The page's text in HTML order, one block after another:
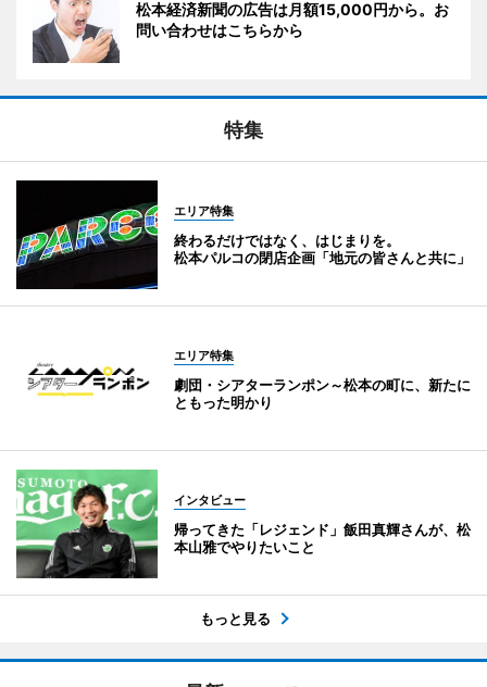
松本経済新聞の広告は月額15,000円から。お
問い合わせはこちらから
特集
エリア特集
終わるだけではなく、はじまりを。
松本パルコの閉店企画「地元の皆さんと共に」
エリア特集
劇団・シアターランポン～松本の町に、新たに
ともった明かり
インタビュー
帰ってきた「レジェンド」飯田真輝さんが、松
本山雅でやりたいこと
もっと見る